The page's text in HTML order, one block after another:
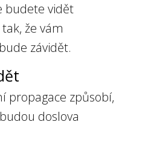
budete vidět
že vám
závidět.
propagace způsobí,
doslova